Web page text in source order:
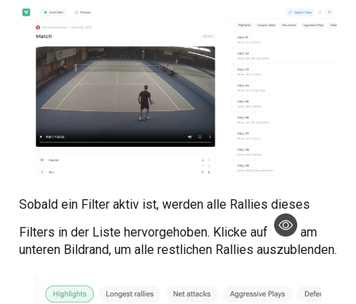
Sobald ein Filter aktiv ist, werden alle Rallies dieses
Filters in der Liste hervorgehoben. Klicke auf
am
unteren Bildrand, um alle restlichen Rallies auszublenden.